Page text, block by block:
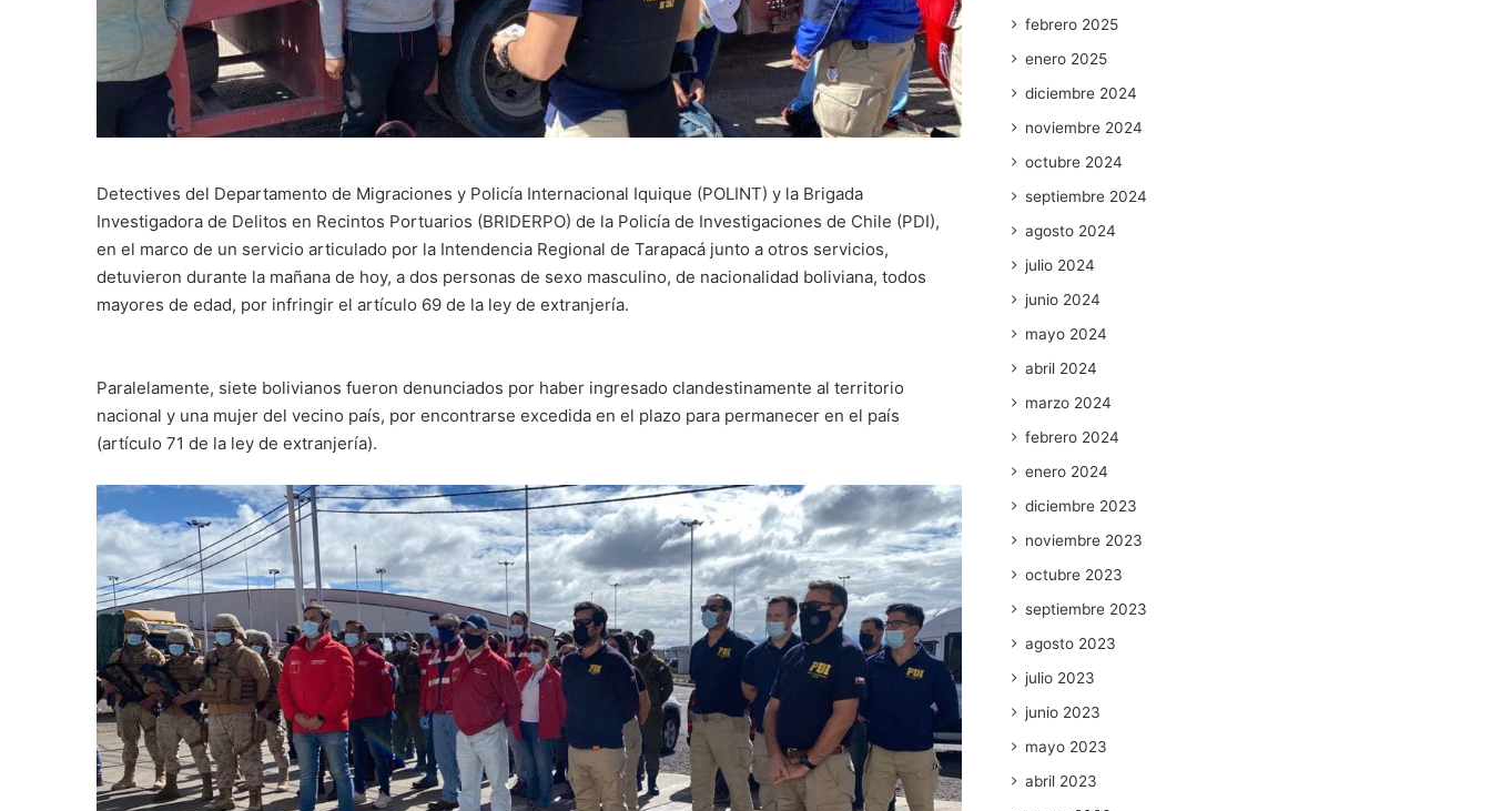
Detectives del Departamento de Migraciones y Policía Internacional Iquique (POLINT) y la Brigada
Investigadora de Delitos en Recintos Portuarios (BRIDERPO) de la Policía de Investigaciones de Chile (PDI),
en el marco de un servicio articulado por la Intendencia Regional de Tarapacá junto a otros servicios,
detuvieron durante la mañana de hoy, a dos personas de sexo masculino, de nacionalidad boliviana, todos
mayores de edad, por infringir el artículo 69 de la ley de extranjería.
Paralelamente, siete bolivianos fueron denunciados por haber ingresado clandestinamente al territorio
nacional y una mujer del vecino país, por encontrarse excedida en el plazo para permanecer en el país
(artículo 71 de la ley de extranjería).
febrero 2025
enero 2025
diciembre 2024
noviembre 2024
octubre 2024
septiembre 2024
agosto 2024
julio 2024
junio 2024
mayo 2024
abril 2024
marzo 2024
febrero 2024
enero 2024
diciembre 2023
noviembre 2023
octubre 2023
septiembre 2023
agosto 2023
julio 2023
junio 2023
mayo 2023
abril 2023